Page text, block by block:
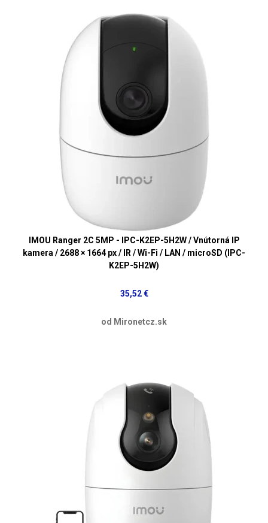
IMOU Ranger 2C 5MP - IPC-K2EP-5H2W / Vnútorná IP
kamera / 2688 × 1664 px / IR / Wi-Fi / LAN / microSD (IPC-
K2EP-5H2W)
35,52 €
od Mironetcz.sk